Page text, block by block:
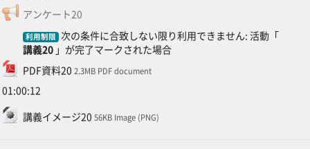
アンケート20フィードバック
利用制限 次の条件に合致しない限り利用できません: 活動「
講義20」が完了マークされた場合
PDF資料20
ファイル2.3MB PDF document
01:00:12
講義イメージ20ファイル56KB Image (PNG)